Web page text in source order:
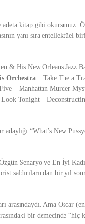
kitap gibi okursunuz.
yanı sıra entellektüel
& His New Orleans Jazz
Orchestra : Take The a
– Manhattan Murder
Look Tonight –
“What’s New
Senaryo ve En İyi
saldırılarından bir yıl
arasındaydı. Ama Oscar
bir demecinde